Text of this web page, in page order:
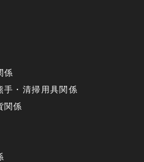
係
手・清掃用具関係
関係